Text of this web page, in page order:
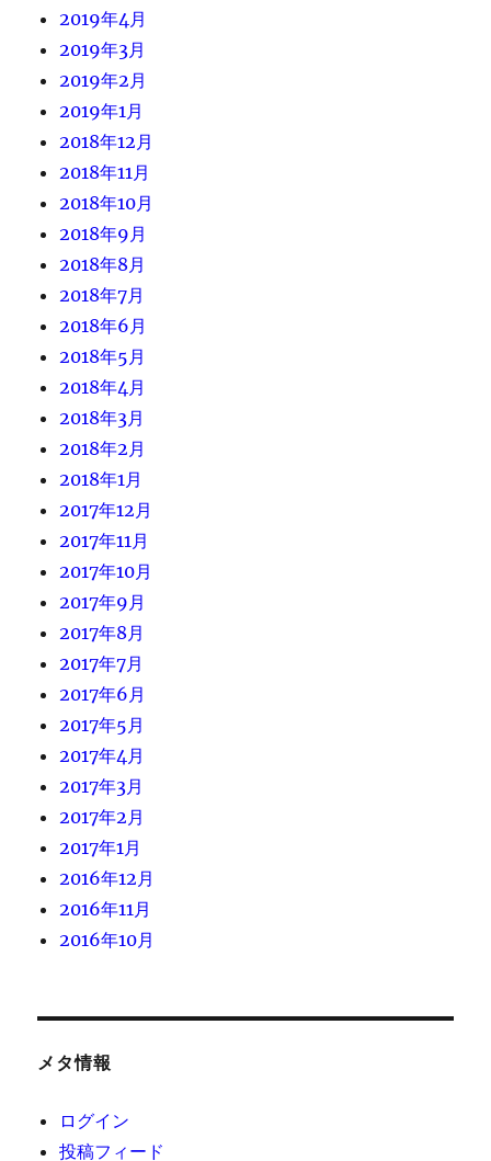
2019年4月
2019年3月
2019年2月
2019年1月
2018年12月
2018年11月
2018年10月
2018年9月
2018年8月
2018年7月
2018年6月
2018年5月
2018年4月
2018年3月
2018年2月
2018年1月
2017年12月
2017年11月
2017年10月
2017年9月
2017年8月
2017年7月
2017年6月
2017年5月
2017年4月
2017年3月
2017年2月
2017年1月
2016年12月
2016年11月
2016年10月
メタ情報
ログイン
投稿フィード